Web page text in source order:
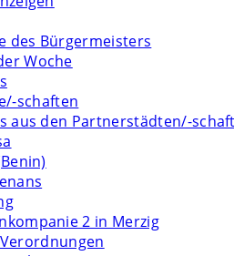
des Bürgermeisters
Woche
schaften
aus den Partnerstädten/-
2 in Merzig